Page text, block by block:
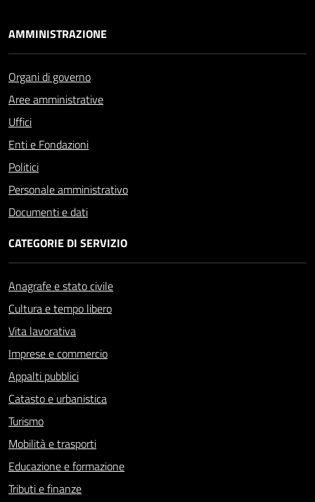
AMMINISTRAZIONE
Organi di governo
Aree amministrative
Uffici
Enti e Fondazioni
Politici
Personale amministrativo
Documenti e dati
CATEGORIE DI SERVIZIO
Anagrafe e stato civile
Cultura e tempo libero
Vita lavorativa
Imprese e commercio
Appalti pubblici
Catasto e urbanistica
Turismo
Mobilità e trasporti
Educazione e formazione
Tributi e finanze